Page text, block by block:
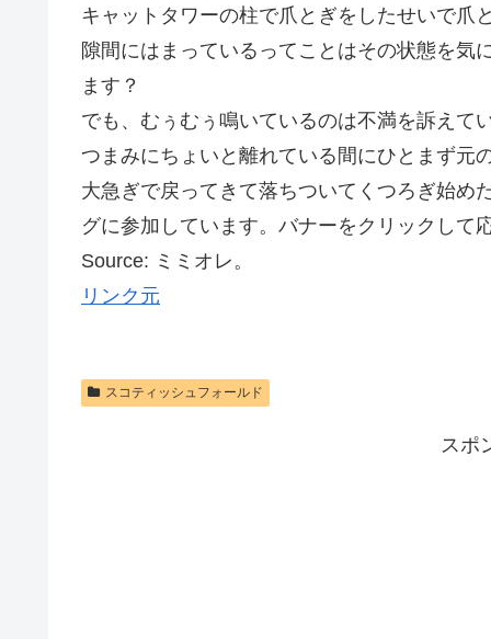
キャットタワーの柱で爪とぎをしたせいで爪
隙間にはまっているってことはその状態を気
ます？
でも、むぅむぅ鳴いているのは不満を訴え
つまみにちょいと離れている間にひとまず元
大急ぎで戻ってきて落ちついてくつろぎ始め
グに参加しています。バナーをクリックして
Source: ミミオレ。
リンク元
スコティッシュフォールド
スポ